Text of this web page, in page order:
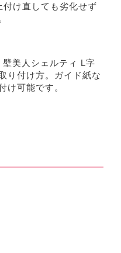
付け直しても劣化せず
壁美人シェルティ L字
り付け方。ガイド紙な
け可能です。